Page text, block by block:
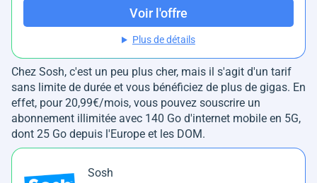
Voir l'offre
Plus de détails
Chez Sosh, c'est un peu plus cher, mais il s'agit d'un tarif
sans limite de durée et vous bénéficiez de plus de gigas. En
effet, pour 20,99€/mois, vous pouvez souscrire un
abonnement illimitée avec 140 Go d'internet mobile en 5G,
dont 25 Go depuis l'Europe et les DOM.
Sosh